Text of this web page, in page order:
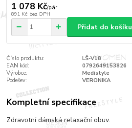
1 078 Kč/pár
891 Kč bez DPH
Přidat do košíku
Číslo produktu:
LŠ-V18
EAN kód:
0792649153826
Výrobce:
Medistyle
Podešev:
VERONIKA
Kompletní specifikace
Zdravotní dámská relaxační obuv.